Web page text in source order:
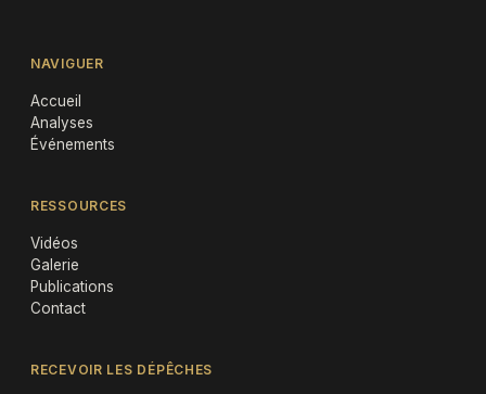
NAVIGUER
Accueil
Analyses
Événements
RESSOURCES
Vidéos
Galerie
Publications
Contact
RECEVOIR LES DÉPÊCHES